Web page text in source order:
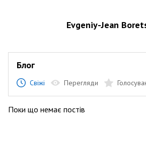
Evgeniy-Jean
Блог
Свіжі Перегляди
Поки що немає постів